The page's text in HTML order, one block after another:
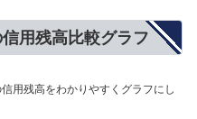
用残高比較グラフ
用残高をわかりやすくグラフにし